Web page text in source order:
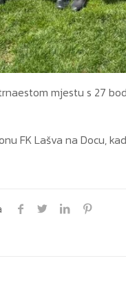
mjestu s 27
FK Lašva na Docu,